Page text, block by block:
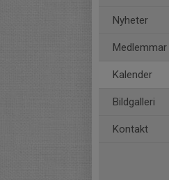
Nyheter
Medlemmar
Kalender
Bildgalleri
Kontakt